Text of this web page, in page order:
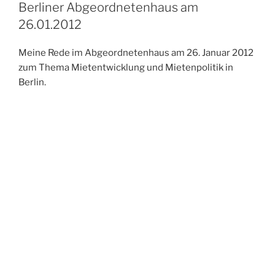
Berliner Abgeordnetenhaus am
26.01.2012
Meine Rede im Abgeordnetenhaus am 26. Januar 2012
zum Thema Mietentwicklung und Mietenpolitik in
Berlin.